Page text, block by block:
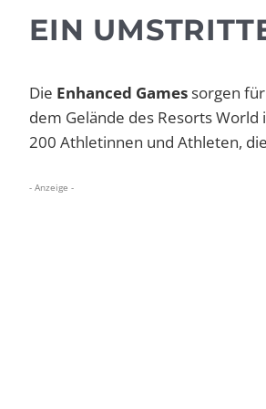
EIN
Die Enhanced Gamessorgen
dem Gelände des Resorts
200 Athletinnen und Athleten,
- Anzeige -